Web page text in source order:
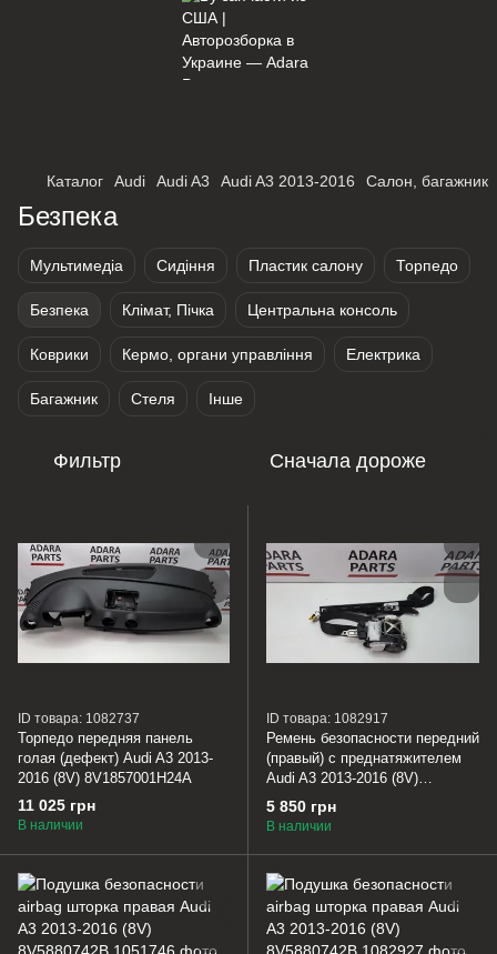
Оберіть мережу для переходу
Каталог Audi Audi A3 Audi A3 2013-2016 Салон, багажник
Безпека
Мультимедіа Сидіння Пластик салону Торпедо
Безпека Клімат, Пічка Центральна консоль
Коврики Кермо, органи управління Електрика
Багажник Стеля Інше
Фильтр Сначала дороже
ID товара: 1082737
Торпедо передняя панель
голая (дефект) Audi A3 2013-
2016 (8V) 8V1857001H24A
11 025 грн
В наличии
ID товара: 1082917
Ремень безопасности передний
(правый) с преднатяжителем
Audi A3 2013-2016 (8V)
8V5857706HV04
5 850 грн
В наличии